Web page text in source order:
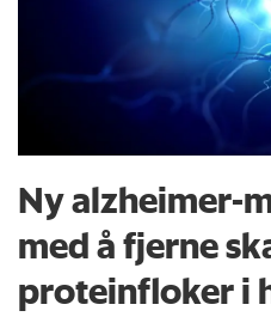
Ny alzheimer-
med å fjerne
proteinfloker i